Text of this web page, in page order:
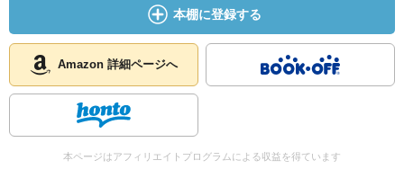
本棚に登録する
Amazon 詳細ページへ
本ページはアフィリエイトプログラムによる収益を得ています